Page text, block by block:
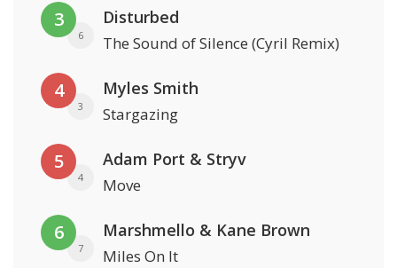
3
6
Disturbed
The Sound of Silence (Cyril Remix)
4
3
Myles Smith
Stargazing
5
4
Adam Port & Stryv
Move
6
7
Marshmello & Kane Brown
Miles On It